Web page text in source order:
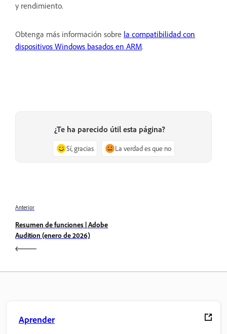
y rendimiento.
Obtenga más información sobre la compatibilidad con
dispositivos Windows basados en ARM.
¿Te ha parecido útil esta página?
Sí, gracias La verdad es que no
Anterior
Resumen de funciones | Adobe
Audition (enero de 2026)
Aprender